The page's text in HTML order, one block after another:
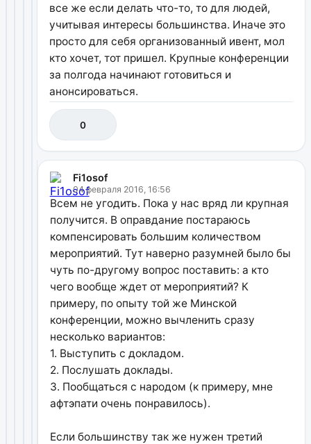
все же если делать что-то, то для людей,
учитывая интересы большинства. Иначе это
просто для себя организованный ивент, мол
кто хочет, тот пришел. Крупные конференции
за полгода начинают готовиться и
анонсироваться.
0
Fi1osof
04 февраля 2016, 16:56
Всем не угодить. Пока у нас вряд ли крупная
получится. В оправдание постараюсь
компенсировать большим количеством
мероприятий. Тут наверно разумней было бы
чуть по-другому вопрос поставить: а кто
чего вообще ждет от мероприятий? К
примеру, по опыту той же Минской
конференции, можно вычленить сразу
несколько вариантов:
1. Выступить с докладом.
2. Послушать доклады.
3. Пообщаться с народом (к примеру, мне
афтэпати очень понравилось).
Если большинству так же нужен третий